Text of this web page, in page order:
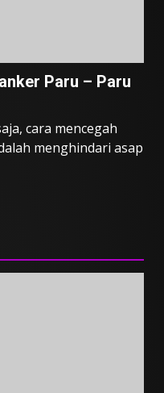
Paru – Paru
cara mencegah
menghindari asap